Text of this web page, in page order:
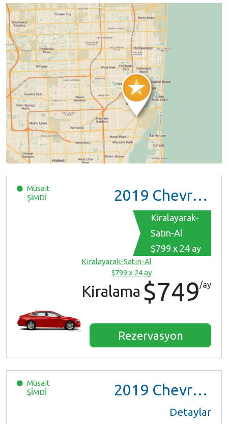
Müsait
ŞİMDİ
2019 Chevrolet Malibu
Kiralayarak-
Satın-Al
$799 x 24 ay
Kiralayarak-Satın-Al
$799 x 24 ay
Kiralama $749/ay
Rezervasyon
Müsait
ŞİMDİ
2019 Chevrolet Malibu
Detaylar